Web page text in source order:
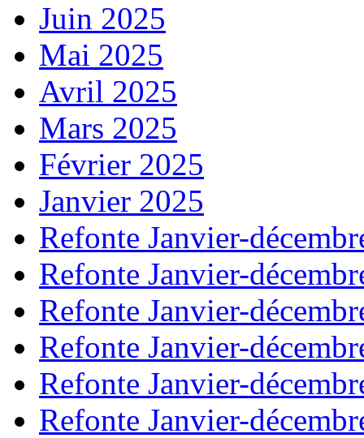
Juin 2025
Mai 2025
Avril 2025
Mars 2025
Février 2025
Janvier 2025
Refonte Janvier-
Refonte Janvier-
Refonte Janvier-
Refonte Janvier-
Refonte Janvier-
Refonte Janvier-